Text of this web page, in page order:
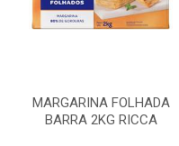
MARGARINA FOLHADA
BARRA 2KG RICCA